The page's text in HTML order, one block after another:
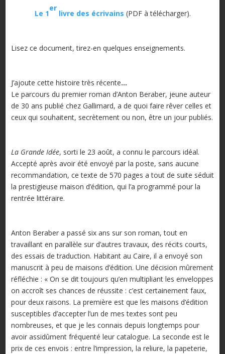
Le 1
er
livre des écrivains (PDF à télécharger).
Lisez ce document, tirez-en quelques enseignements.
J’ajoute cette histoire très récente…
Le parcours du premier roman d’Anton Beraber, jeune auteur
de 30 ans publié chez Gallimard, a de quoi faire rêver celles et
ceux qui souhaitent, secrètement ou non, être un jour publiés.
La Grande Idée, sorti le 23 août, a connu le parcours idéal.
Accepté après avoir été envoyé par la poste, sans aucune
recommandation, ce texte de 570 pages a tout de suite séduit
la prestigieuse maison d’édition, qui l’a programmé pour la
rentrée littéraire.
Anton Beraber a passé six ans sur son roman, tout en
travaillant en parallèle sur d’autres travaux, des récits courts,
des essais de traduction. Habitant au Caire, il a envoyé son
manuscrit à peu de maisons d’édition. Une décision mûrement
réfléchie : « On se dit toujours qu’en multipliant les enveloppes
on accroît ses chances de réussite : c’est certainement faux,
pour deux raisons. La première est que les maisons d’édition
susceptibles d’accepter l’un de mes textes sont peu
nombreuses, et que je les connais depuis longtemps pour
avoir assidûment fréquenté leur catalogue. La seconde est le
prix de ces envois : entre l’impression, la reliure, la papeterie,